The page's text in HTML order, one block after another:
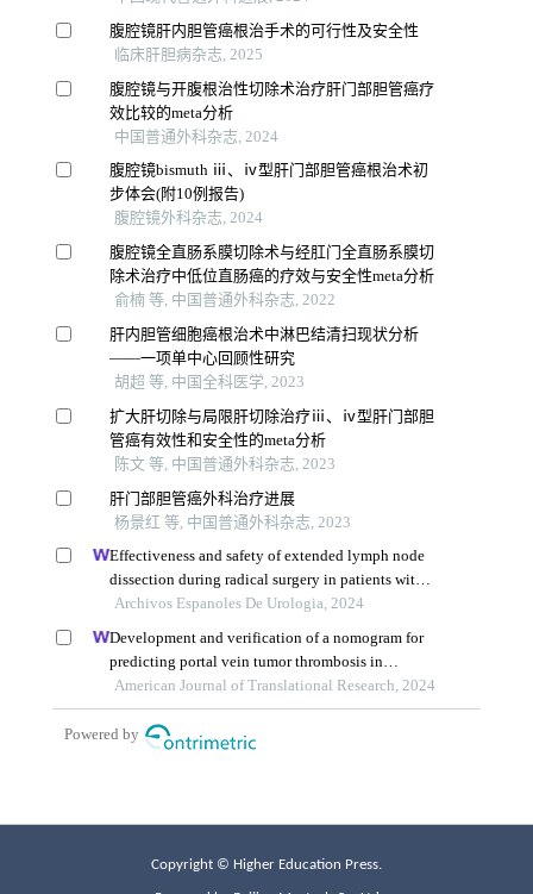
Copyright © Higher Education Press.